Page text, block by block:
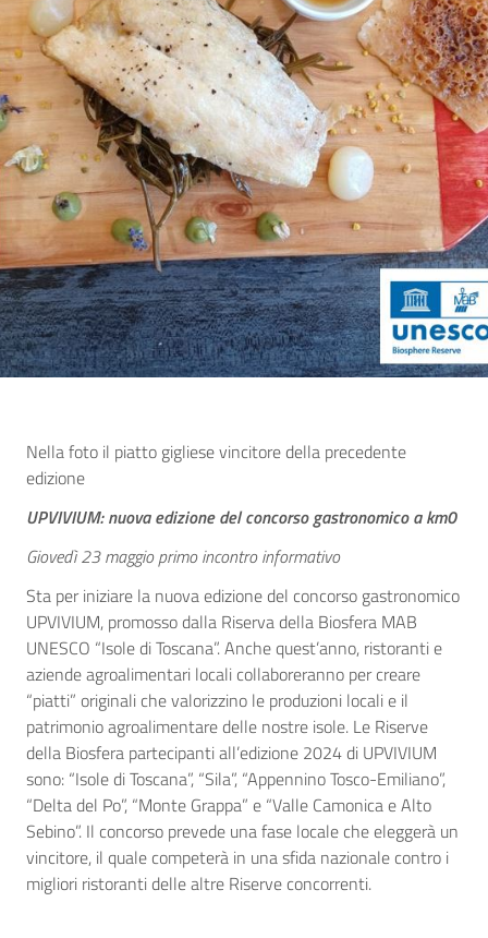
Nella foto il piatto gigliese vincitore della precedente
edizione
UPVIVIUM: nuova edizione del concorso gastronomico a km0
Giovedì 23 maggio primo incontro informativo
Sta per iniziare la nuova edizione del concorso gastronomico
UPVIVIUM, promosso dalla Riserva della Biosfera MAB
UNESCO “Isole di Toscana”. Anche quest’anno, ristoranti e
aziende agroalimentari locali collaboreranno per creare
“piatti” originali che valorizzino le produzioni locali e il
patrimonio agroalimentare delle nostre isole. Le Riserve
della Biosfera partecipanti all’edizione 2024 di UPVIVIUM
sono: “Isole di Toscana”, “Sila”, “Appennino Tosco-Emiliano”,
“Delta del Po”, “Monte Grappa” e “Valle Camonica e Alto
Sebino”. Il concorso prevede una fase locale che eleggerà un
vincitore, il quale competerà in una sfida nazionale contro i
migliori ristoranti delle altre Riserve concorrenti.